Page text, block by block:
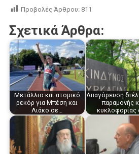
Προβολές Άρθρου: 811
Σχετικά Άρθρα:
Μετάλλιο και ατομικό
ρεκόρ για Μπέση και
Λιάκο σε…
Απαγόρευση
παραμονής
κυκλοφορίας